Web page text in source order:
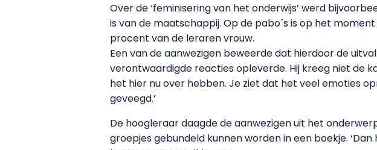
Over de ‘feminisering van het onderwijs’ werd
is van de maatschappij. Op de pabo´s is op het
procent van de leraren vrouw.
Een van de aanwezigen beweerde dat hierdoor de
verontwaardigde reacties opleverde. Hij kreeg niet de
het hier nu over hebben. Je ziet dat het veel emoties
geveegd.’
De hoogleraar daagde de aanwezigen uit het
groepjes gebundeld kunnen worden in een boekje.